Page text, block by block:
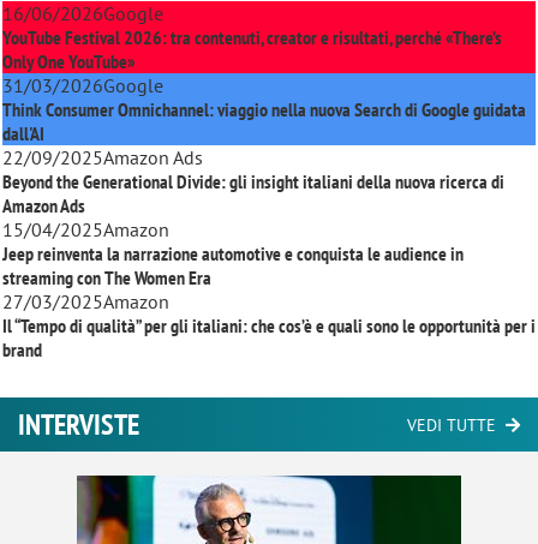
16/06/2026Google
YouTube Festival 2026: tra contenuti, creator e risultati, perché «There’s
Only One YouTube»
31/03/2026Google
Think Consumer Omnichannel: viaggio nella nuova Search di Google guidata
dall'AI
22/09/2025Amazon Ads
Beyond the Generational Divide: gli insight italiani della nuova ricerca di
Amazon Ads
15/04/2025Amazon
Jeep reinventa la narrazione automotive e conquista le audience in
streaming conThe Women Era
27/03/2025Amazon
Il “Tempo di qualità” per gli italiani: che cos’è e quali sono le opportunità per i
brand
INTERVISTE VEDI TUTTE